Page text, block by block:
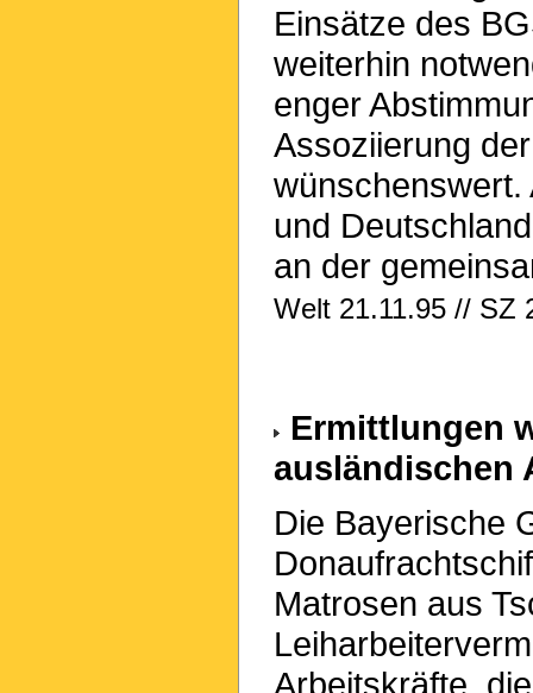
Einsätze des
weiterhin
enger
Assoziierung
wünschenswert.
und
an der
Welt 21.11.95 // SZ
Ermittlungen
ausländischen
Die Bayerische
Matrosen aus
Arbeitskräfte,